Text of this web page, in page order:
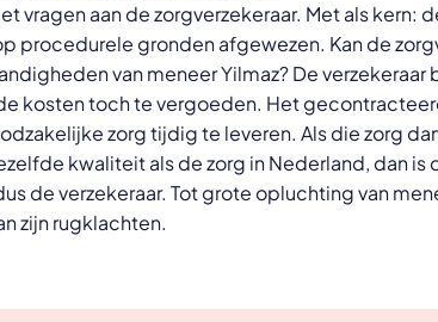
vragen aan de zorgverzekeraar. Met als kern:
procedurele gronden afgewezen. Kan de
van meneer Yilmaz? De verzekeraar
kosten toch te vergoeden. Het
zorg tijdig te leveren. Als die zorg
kwaliteit als de zorg in Nederland, dan
de verzekeraar. Tot grote opluchting van
zijn rugklachten.